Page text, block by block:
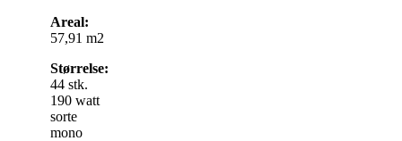
Areal:
57,91 m2
Størrelse:
44 stk.
190 watt
sorte
mono